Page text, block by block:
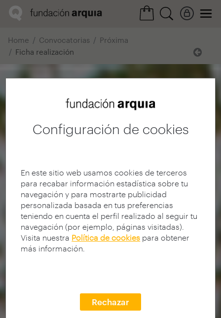
Configuración de cookies
En este sitio web usamos cookies de terceros
para recabar información estadística sobre tu
navegación y para mostrarte publicidad
personalizada basada en tus preferencias
teniendo en cuenta el perfil realizado al seguir tu
navegación (por ejemplo, páginas visitadas).
Visita nuestra Política de cookies para obtener
más información.
Rechazar
Home Convocatorias
Próxima
Ficha realización